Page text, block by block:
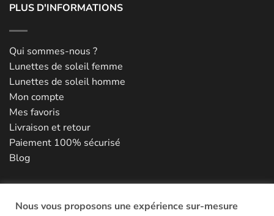
PLUS D'INFORMATIONS
Qui sommes-nous ?
Lunettes de soleil femme
Lunettes de soleil homme
Mon compte
Mes favoris
Livraison et retour
Paiement 100% sécurisé
Blog
Nous vous proposons une expérience sur-mesure